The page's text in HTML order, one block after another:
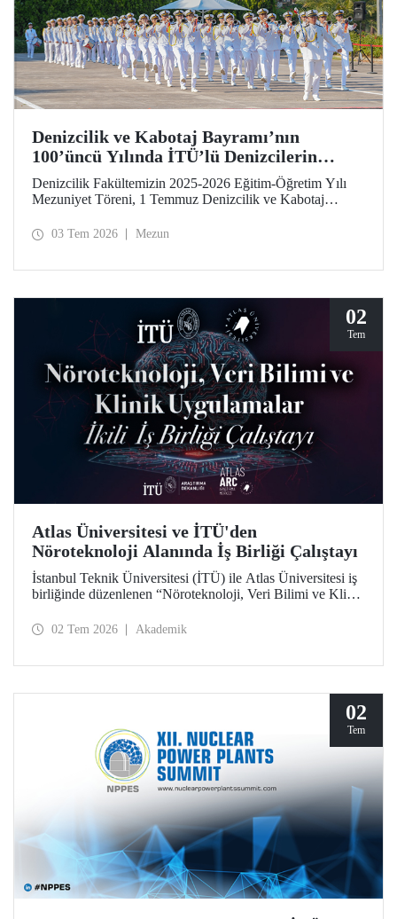
Denizcilik ve Kabotaj Bayramı’nın
100’üncü Yılında İTÜ’lü Denizcilerin
Mezuniyet Coşkusu
Denizcilik Fakültemizin 2025-2026 Eğitim-Öğretim Yılı
Mezuniyet Töreni, 1 Temmuz Denizcilik ve Kabotaj
düzenlendi. İTÜ’lüler, mezuniyet sevinçlerini aileleriyle ve
03 Tem 2026 Mezun
02
Tem
Atlas Üniversitesi ve İTÜ'den
Nöroteknoloji Alanında İş Birliği Çalıştayı
İstanbul Teknik Üniversitesi (İTÜ) ile Atlas Üniversitesi iş
birliğinde düzenlenen “Nöroteknoloji, Veri Bilimi ve Klinik
akademisyenleri ve araştırmacıları bir araya getirdi.
02 Tem 2026 Akademik
02
Tem